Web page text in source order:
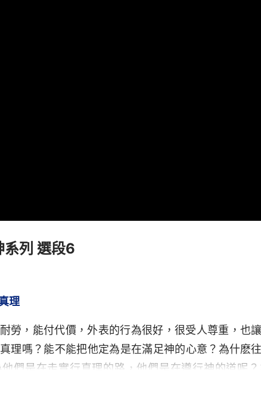
系列 選段6
理
，能付代價，外表的行為很好，很受人尊重，也
理嗎？能不能把他定為是在滿足神的心意？為什麽
們是在走實行真理的路，他們是在遵行神的道呢
個解釋是什麽呢？那就是在好多人心裏對于什麽是